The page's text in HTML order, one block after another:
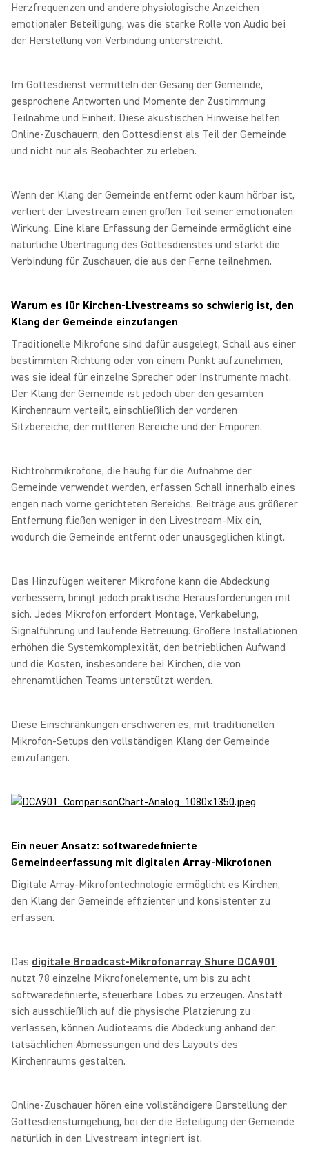
Herzfrequenzen und andere physiologische Anzeichen
emotionaler Beteiligung, was die starke Rolle von Audio bei
der Herstellung von Verbindung unterstreicht.
Im Gottesdienst vermitteln der Gesang der Gemeinde,
gesprochene Antworten und Momente der Zustimmung
Teilnahme und Einheit. Diese akustischen Hinweise helfen
Online‑Zuschauern, den Gottesdienst als Teil der Gemeinde
und nicht nur als Beobachter zu erleben.
Wenn der Klang der Gemeinde entfernt oder kaum hörbar ist,
verliert der Livestream einen großen Teil seiner emotionalen
Wirkung. Eine klare Erfassung der Gemeinde ermöglicht eine
natürliche Übertragung des Gottesdienstes und stärkt die
Verbindung für Zuschauer, die aus der Ferne teilnehmen.
Warum es für Kirchen‑Livestreams so schwierig ist, den
Klang der Gemeinde einzufangen
Traditionelle Mikrofone sind dafür ausgelegt, Schall aus einer
bestimmten Richtung oder von einem Punkt aufzunehmen,
was sie ideal für einzelne Sprecher oder Instrumente macht.
Der Klang der Gemeinde ist jedoch über den gesamten
Kirchenraum verteilt, einschließlich der vorderen
Sitzbereiche, der mittleren Bereiche und der Emporen.
Richtrohrmikrofone, die häufig für die Aufnahme der
Gemeinde verwendet werden, erfassen Schall innerhalb eines
engen nach vorne gerichteten Bereichs. Beiträge aus größerer
Entfernung fließen weniger in den Livestream‑Mix ein,
wodurch die Gemeinde entfernt oder unausgeglichen klingt.
Das Hinzufügen weiterer Mikrofone kann die Abdeckung
verbessern, bringt jedoch praktische Herausforderungen mit
sich. Jedes Mikrofon erfordert Montage, Verkabelung,
Signalführung und laufende Betreuung. Größere Installationen
erhöhen die Systemkomplexität, den betrieblichen Aufwand
und die Kosten, insbesondere bei Kirchen, die von
ehrenamtlichen Teams unterstützt werden.
Diese Einschränkungen erschweren es, mit traditionellen
Mikrofon‑Setups den vollständigen Klang der Gemeinde
einzufangen.
Ein neuer Ansatz: softwaredefinierte
Gemeindeerfassung mit digitalen Array‑Mikrofonen
Digitale Array‑Mikrofontechnologie ermöglicht es Kirchen,
den Klang der Gemeinde effizienter und konsistenter zu
erfassen.
Das digitale Broadcast‑Mikrofonarray Shure DCA901
nutzt 78 einzelne Mikrofonelemente, um bis zu acht
softwaredefinierte, steuerbare Lobes zu erzeugen. Anstatt
sich ausschließlich auf die physische Platzierung zu
verlassen, können Audioteams die Abdeckung anhand der
tatsächlichen Abmessungen und des Layouts des
Kirchenraums gestalten.
Online‑Zuschauer hören eine vollständigere Darstellung der
Gottesdienstumgebung, bei der die Beteiligung der Gemeinde
natürlich in den Livestream integriert ist.